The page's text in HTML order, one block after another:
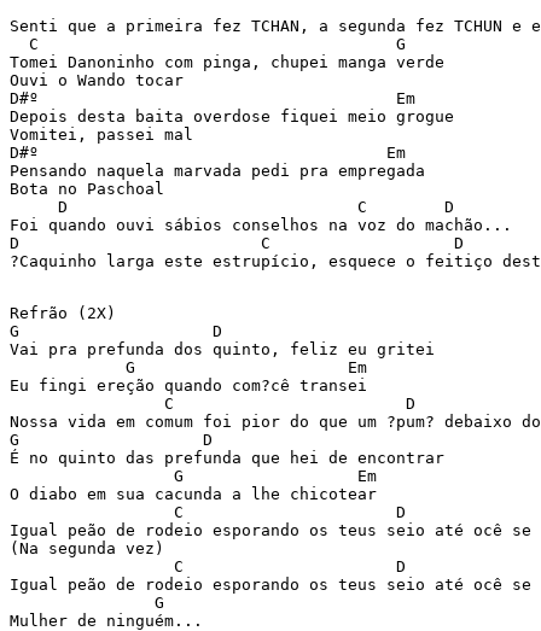
Senti que a primeira fez TCHAN, a segunda fez TCHUN
  C                                     G
Tomei Danoninho com pinga, chupei manga verde
Ouvi o Wando tocar
D#º                                     Em
Depois desta baita overdose fiquei meio grogue
Vomitei, passei mal
D#º                                    Em
Pensando naquela marvada pedi pra empregada
Bota no Paschoal
     D                              C        D
Foi quando ouvi sábios conselhos na voz do machão...
D                         C                   D
?Caquinho larga este estrupício, esquece o feitiço
Refrão (2X)
G                    D
Vai pra prefunda dos quinto, feliz eu gritei
            G                      Em
Eu fingi ereção quando com?cê transei
C                        D
Nossa vida em comum foi pior do que um ?pum? debaixo
G                   D
É no quinto das prefunda que hei de encontrar
                 G                  Em
O diabo em sua cacunda a lhe chicotear
C                      D
Igual peão de rodeio esporando os teus seio até ocê
(Na segunda vez)
C                      D
Igual peão de rodeio esporando os teus seio até ocê
               G
Mulher de ninguém...